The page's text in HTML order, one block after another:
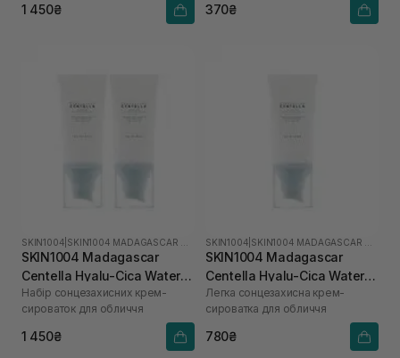
1 450₴ 370₴
SKIN1004
SKIN1004 Madagascar
Centella Hyalu-Cica Water-
Fit Sun Serum
Набір сонцезахисних крем-
сироваток для обличчя
1 450₴
SKIN1004
SKIN1004 Madagascar
Centella Hyalu-Cica Water-
Fit Sun Serum SPF50+
PA++++ 50 мл
Легка сонцезахисна крем-
сироватка для обличчя
780₴